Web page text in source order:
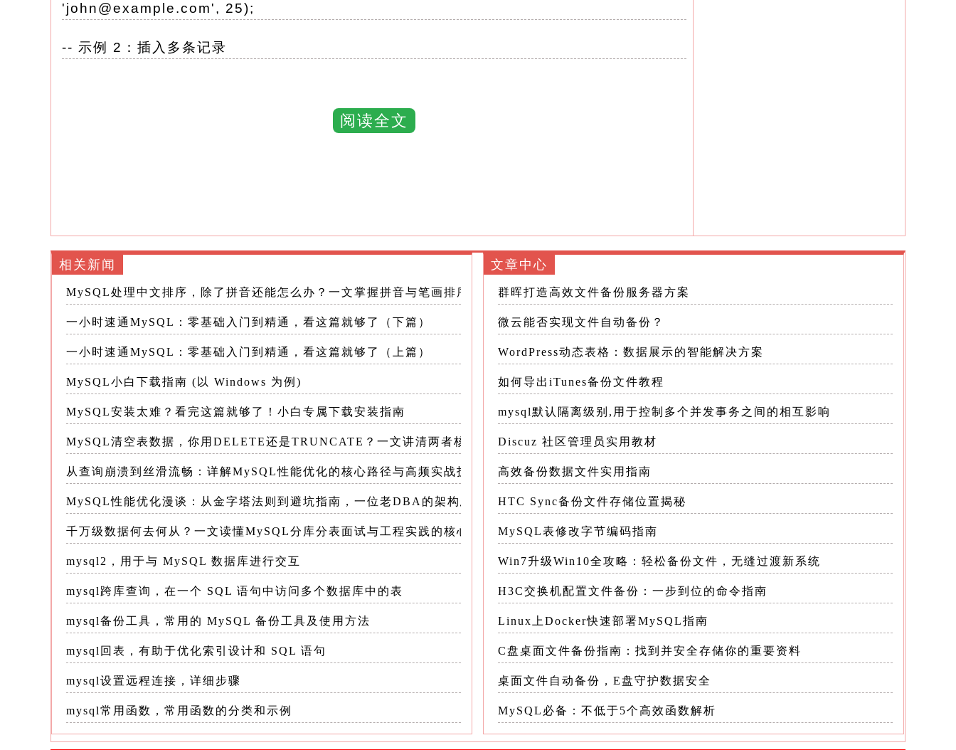
'john@example.com', 25);
-- 示例 2：插入多条记录
-- 查询所有列的所有数据
SELECT * FROM 表名;
SELECT 列1, 列2 FROM 表名;
SELECT username, email FROM users; -- 示例
-- 带条件的查询 (WHERE)
SELECT * FROM 表名 WHERE 条件;
SELECT * FROM users WHERE age > 25; -- 示例：年龄大于25的用户
SELECT * FROM users WHERE username = 'john_doe'; -- 示例：用户名为 john_doe
-- 排序 (ORDER BY)
SELECT * FROM 表名 ORDER BY 列名 [ASC|DESC]; -- ASC 升序 (默认), DESC 降序
阅读全文
相关新闻
MySQL处理中文排序，除了拼音还能怎么办？一文掌握拼音与笔画排序的所有奥秘
一小时速通MySQL：零基础入门到精通，看这篇就够了（下篇）
一小时速通MySQL：零基础入门到精通，看这篇就够了（上篇）
MySQL小白下载指南 (以 Windows 为例)
MySQL安装太难？看完这篇就够了！小白专属下载安装指南
MySQL清空表数据，你用DELETE还是TRUNCATE？一文讲清两者核心差异与正确使用场景
从查询崩溃到丝滑流畅：详解MySQL性能优化的核心路径与高频实战技巧
MySQL性能优化漫谈：从金字塔法则到避坑指南，一位老DBA的架构思维与实践总结
千万级数据何去何从？一文读懂MySQL分库分表面试与工程实践的核心要点
mysql2，用于与 MySQL 数据库进行交互
mysql跨库查询，在一个 SQL 语句中访问多个数据库中的表
mysql备份工具，常用的 MySQL 备份工具及使用方法
mysql回表，有助于优化索引设计和 SQL 语句
mysql设置远程连接，详细步骤
mysql常用函数，常用函数的分类和示例
文章中心
群晖打造高效文件备份服务器方案
微云能否实现文件自动备份？
WordPress动态表格：数据展示的智能解决方案
如何导出iTunes备份文件教程
mysql默认隔离级别,用于控制多个并发事务之间的相互影响
Discuz 社区管理员实用教材
高效备份数据文件实用指南
HTC Sync备份文件存储位置揭秘
MySQL表修改字节编码指南
Win7升级Win10全攻略：轻松备份文件，无缝过渡新系统
H3C交换机配置文件备份：一步到位的命令指南
Linux上Docker快速部署MySQL指南
C盘桌面文件备份指南：找到并安全存储你的重要资料
桌面文件自动备份，E盘守护数据安全
MySQL必备：不低于5个高效函数解析